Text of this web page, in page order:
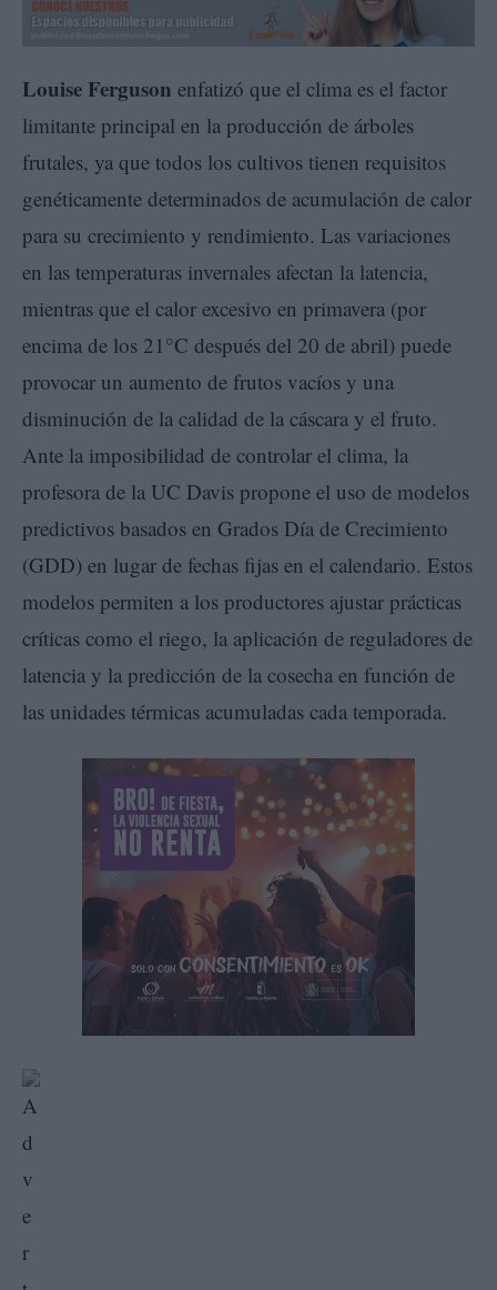
Louise Ferguson enfatizó que el clima es el factor
limitante principal en la producción de árboles
frutales, ya que todos los cultivos tienen requisitos
genéticamente determinados de acumulación de calor
para su crecimiento y rendimiento. Las variaciones
en las temperaturas invernales afectan la latencia,
mientras que el calor excesivo en primavera (por
encima de los 21°C después del 20 de abril) puede
provocar un aumento de frutos vacíos y una
disminución de la calidad de la cáscara y el fruto.
Ante la imposibilidad de controlar el clima, la
profesora de la UC Davis propone el uso de modelos
predictivos basados en Grados Día de Crecimiento
(GDD) en lugar de fechas fijas en el calendario. Estos
modelos permiten a los productores ajustar prácticas
críticas como el riego, la aplicación de reguladores de
latencia y la predicción de la cosecha en función de
las unidades térmicas acumuladas cada temporada.